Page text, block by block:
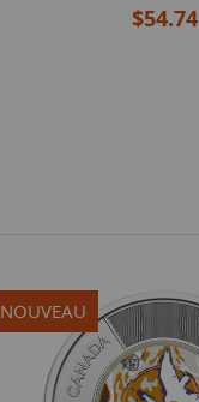
$54.74
NOUVEAU